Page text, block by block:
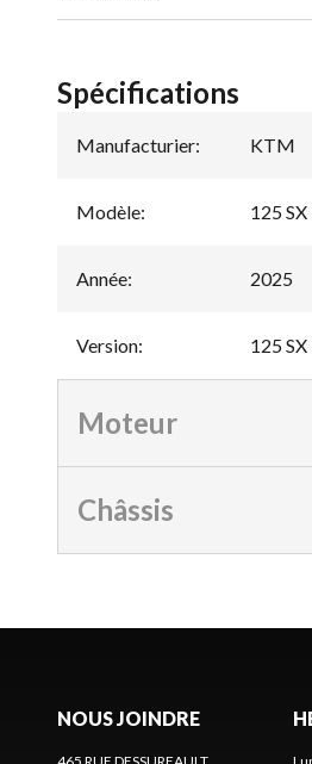
Spécifications
Manufacturier: KTM
Modèle: 125 SX
Année: 2025
Version: 125 SX
Moteur
Châssis
NOUS JOINDRE